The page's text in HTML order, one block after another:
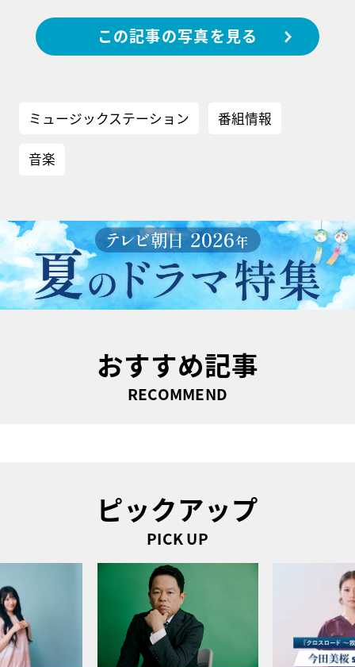
この記事の写真を見る
ミュージックステーション 番組情報
音楽
おすすめ記事
RECOMMEND
ピックアップ
PICK UP